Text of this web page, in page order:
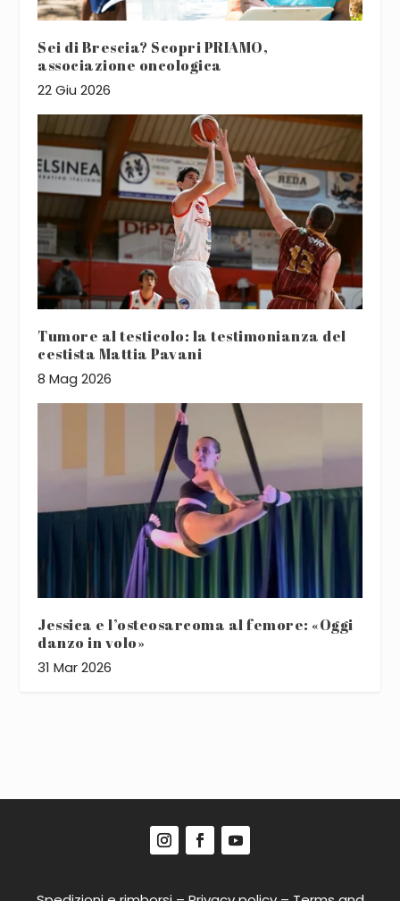
Sei di Brescia? Scopri PRIAMO,
associazione oncologica
22 Giu 2026
Tumore al testicolo: la testimonianza del
cestista Mattia Pavani
8 Mag 2026
Jessica e l’osteosarcoma al femore: «Oggi
danzo in volo»
31 Mar 2026